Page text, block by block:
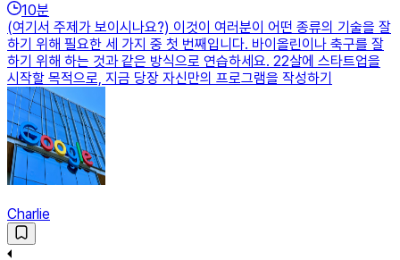
10분
(여기서 주제가 보이시나요?) 이것이 여러분이 어떤 종류의 기술을 잘
하기 위해 필요한 세 가지 중 첫 번째입니다. 바이올린이나 축구를 잘
하기 위해 하는 것과 같은 방식으로 연습하세요. 22살에 스타트업을
시작할 목적으로, 지금 당장 자신만의 프로그램을 작성하기
Charlie